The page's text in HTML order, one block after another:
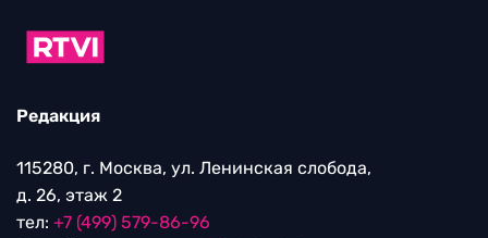
Редакция
115280, г. Москва, ул. Ленинская слобода,
д. 26, этаж 2
тел: +7 (499) 579-86-96